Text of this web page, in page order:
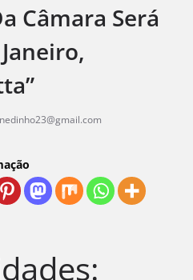
Câmara Será